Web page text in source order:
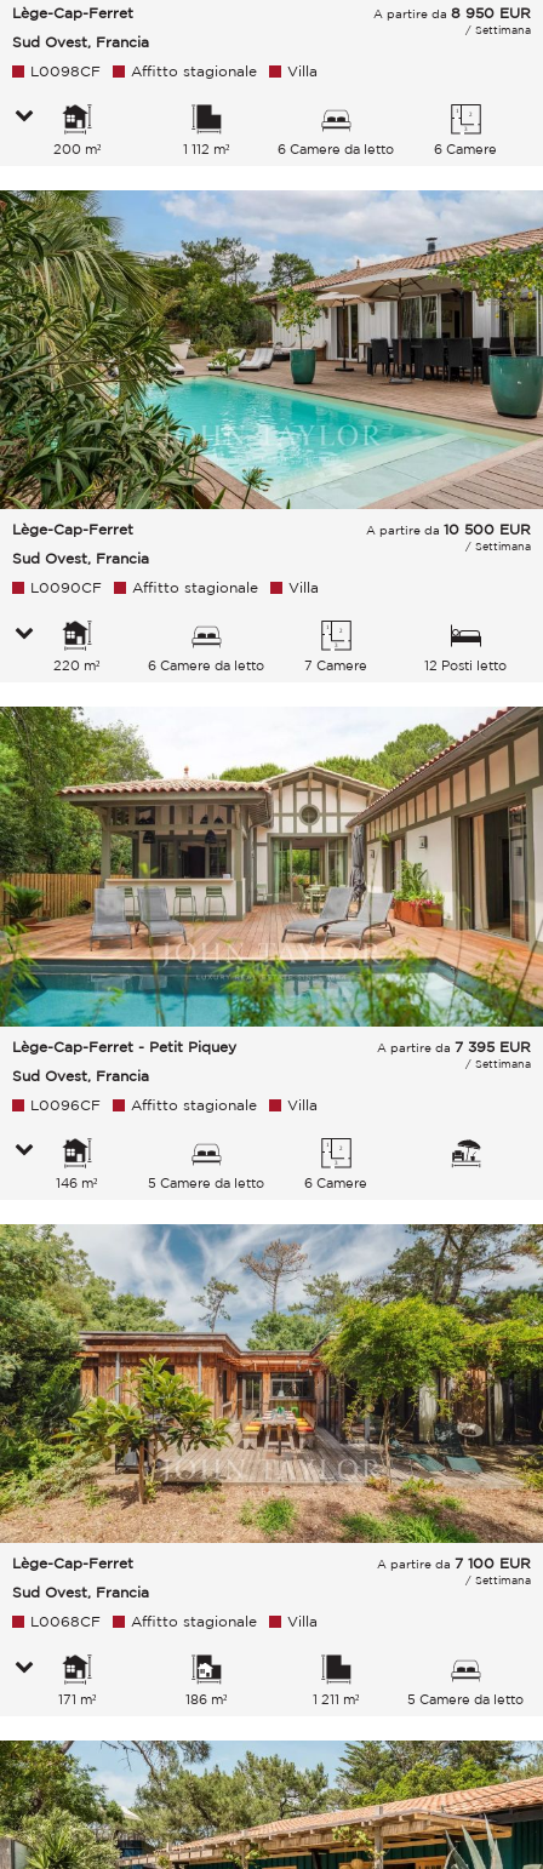
Lège-Cap-Ferret
Sud Ovest, Francia
A partire da 8 950 EUR
/ Settimana
L0098CF Affitto stagionale Villa
200 m² 1 112 m² 6 Camere da letto 6 Camere
Lège-Cap-Ferret
Sud Ovest, Francia
A partire da 10 500 EUR
/ Settimana
L0090CF Affitto stagionale Villa
220 m² 6 Camere da letto 7 Camere 12 Posti letto
Lège-Cap-Ferret - Petit Piquey
Sud Ovest, Francia
A partire da 7 395 EUR
/ Settimana
L0096CF Affitto stagionale Villa
146 m² 5 Camere da letto 6 Camere
Lège-Cap-Ferret
Sud Ovest, Francia
A partire da 7 100 EUR
/ Settimana
L0068CF Affitto stagionale Villa
171 m² 186 m² 1 211 m² 5 Camere da letto